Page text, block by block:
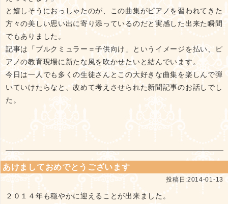
と嬉しそうにおっしゃたのが、この曲集がピアノを習われてきた
方々の美しい思い出に寄り添っているのだと実感した出来た瞬間
でもありました。
記事は「ブルクミュラー＝子供向け」というイメージを払い、ピ
アノの教育現場に新たな風を吹かせたいと結んでいます。
今日は一人でも多くの生徒さんとこの大好きな曲集を楽しんで弾
いていけたらなと、改めて考えさせられた新聞記事のお話しでし
た。
あけましておめでとうございます
投稿日:2014-01-13
２０１４年も穏やかに迎えることが出来ました。